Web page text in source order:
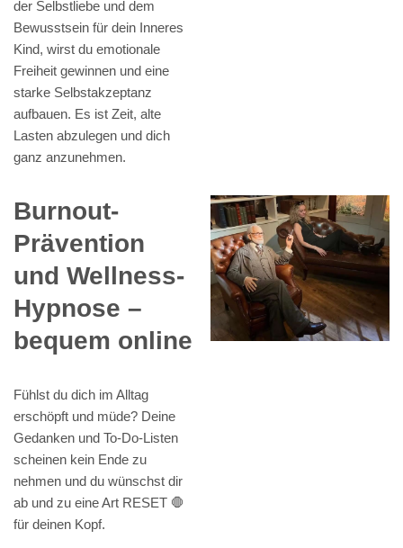
der Selbstliebe und dem
Bewusstsein für dein Inneres
Kind, wirst du emotionale
Freiheit gewinnen und eine
starke Selbstakzeptanz
aufbauen. Es ist Zeit, alte
Lasten abzulegen und dich
ganz anzunehmen.
Burnout-
Prävention
und Wellness-
Hypnose –
bequem online
Fühlst du dich im Alltag
erschöpft und müde? Deine
Gedanken und To-Do-Listen
scheinen kein Ende zu
nehmen und du wünschst dir
ab und zu eine Art RESET 🛑
für deinen Kopf.